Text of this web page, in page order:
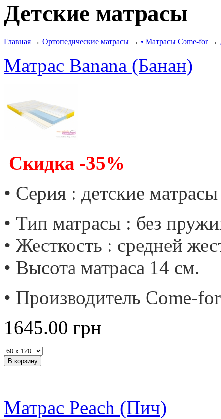
Детские матрасы
Главная → Ортопедические матрасы → • Матрасы Come-for→
Матрас Banana (Банан)
Скидка -35%
• Серия : детские
• Тип матрасы : без
• Жесткость : средней
• Высота матраса 14 см.
• Производитель Come-for
1645.00 грн
Матрас Peach (Пич)